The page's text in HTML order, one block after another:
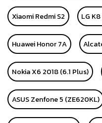
Xiaomi Redmi S2 LG
Huawei Honor 7A
Nokia X6 2018 (6.1 Plus)
ASUS Zenfone 5 (ZE620KL)